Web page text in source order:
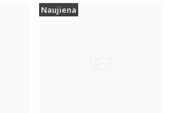
Naujiena